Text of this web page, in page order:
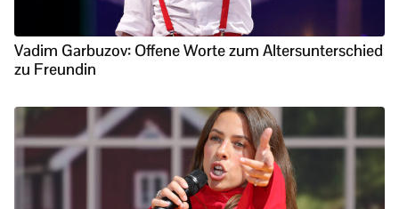
Vadim Garbuzov: Offene Worte zum Altersunterschied
zu Freundin